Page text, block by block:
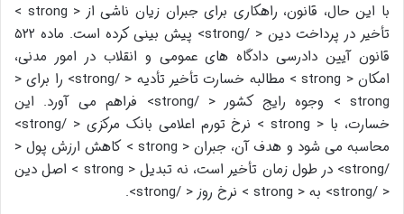
با این حال، قانون، راهکاری برای جبران زیان ناشی از < strong >
تأخیر در پرداخت دین < /strong> پیش بینی کرده است. ماده ۵۲۲
قانون آیین دادرسی دادگاه های عمومی و انقلاب در امور مدنی،
امکان < strong > مطالبه خسارت تأخیر تأدیه < /strong> را برای <
strong > وجوه رایج کشور < /strong> فراهم می آورد. این
خسارت، با < strong > نرخ تورم اعلامی بانک مرکزی < /strong>
محاسبه می شود و هدف آن، جبران < strong > کاهش ارزش پول <
/strong> در طول زمان تأخیر است، نه تبدیل < strong > اصل دین
< /strong> به < strong > نرخ روز < /strong>.